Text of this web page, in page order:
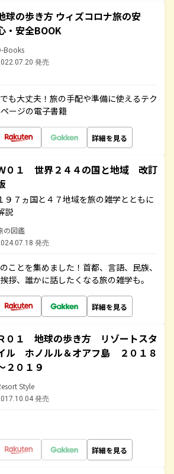
球の歩き方 ウィズコロナ旅の安
・安全BOOK
Books
発売
も大丈夫！旅の手配や準備に使えるテク
ージの電子書籍
詳細を見る
０１ 世界２４４の国と地域 改訂
９７ヵ国と４７地域を旅の雑学とともに
説
の図鑑
発売
ことを集めました！首都、言語、民族、
拶、誰かに話したくなる旅の雑学も。
詳細を見る
０１ 地球の歩き方 リゾートスタ
ル ホノルル＆オアフ島 ２０１８
２０１９
Style
発売
詳細を見る